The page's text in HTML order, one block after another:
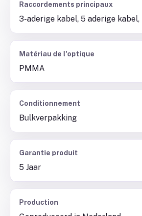
Raccordements principaux
3-aderige kabel, 5 aderige kabel,
Matériau de l'optique
PMMA
Conditionnement
Bulkverpakking
Garantie produit
5 Jaar
Production